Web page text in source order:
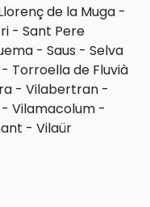
de la Muga -
- Sant Pere
- Saus - Selva
- Torroella de Fluvià
- Vilabertran -
- Vilamacolum -
- Vilaür